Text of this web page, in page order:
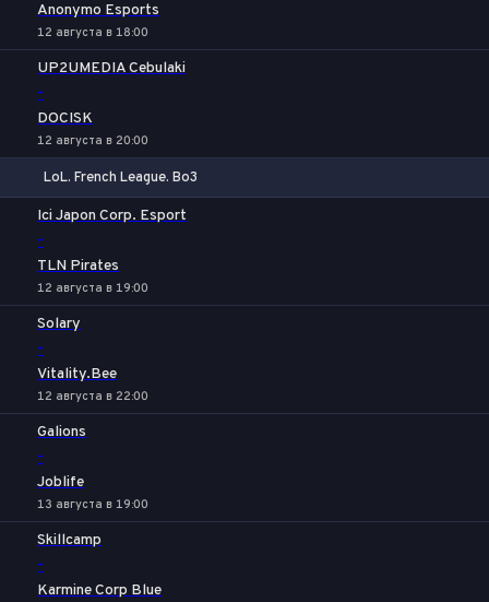
Anonymo Esports
12 августа в 18:00
UP2UMEDIA Cebulaki
-
DOCISK
12 августа в 20:00
LoL. French League. Bo3
Ici Japon Corp. Esport
-
TLN Pirates
12 августа в 19:00
Solary
-
Vitality.Bee
12 августа в 22:00
Galions
-
Joblife
13 августа в 19:00
Skillcamp
-
Karmine Corp Blue